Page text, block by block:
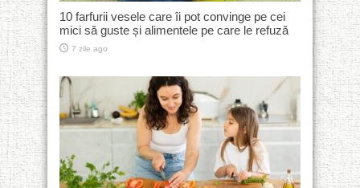
10 farfurii vesele care îi pot convinge pe cei
mici să guste și alimentele pe care le refuză
7 zile ago